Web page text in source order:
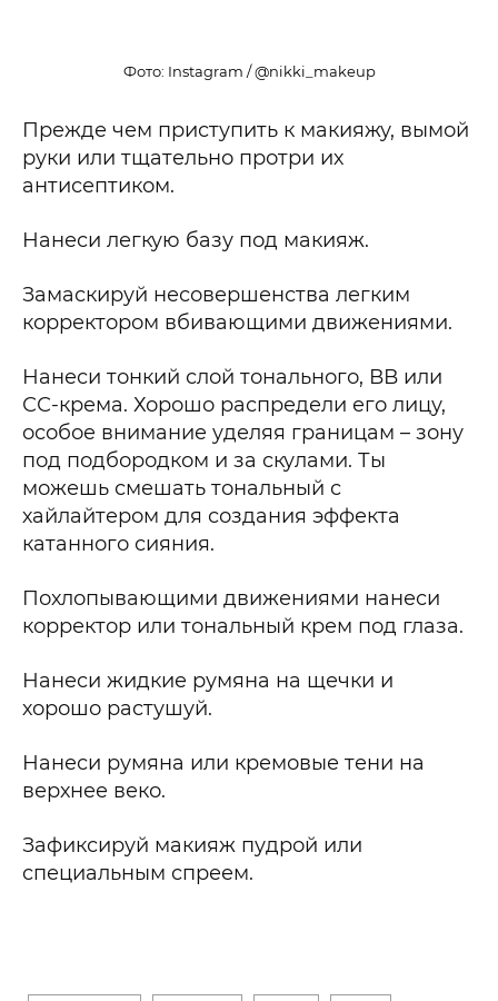
Фото: Instagram / @nikki_makeup
Прежде чем приступить к макияжу, вымой
руки или тщательно протри их
антисептиком.
Нанеси легкую базу под макияж.
Замаскируй несовершенства легким
корректором вбивающими движениями.
Нанеси тонкий слой тонального, ВВ или
СС-крема. Хорошо распредели его лицу,
особое внимание уделяя границам – зону
под подбородком и за скулами. Ты
можешь смешать тональный с
хайлайтером для создания эффекта
катанного сияния.
Похлопывающими движениями нанеси
корректор или тональный крем под глаза.
Нанеси жидкие румяна на щечки и
хорошо растушуй.
Нанеси румяна или кремовые тени на
верхнее веко.
Зафиксируй макияж пудрой или
специальным спреем.